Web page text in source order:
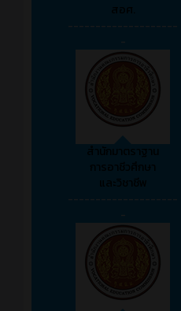
สอศ.
--------------------
-
สำนักมาตราฐาน
การอาชีวศึกษา
และวิชาชีพ
--------------------
-